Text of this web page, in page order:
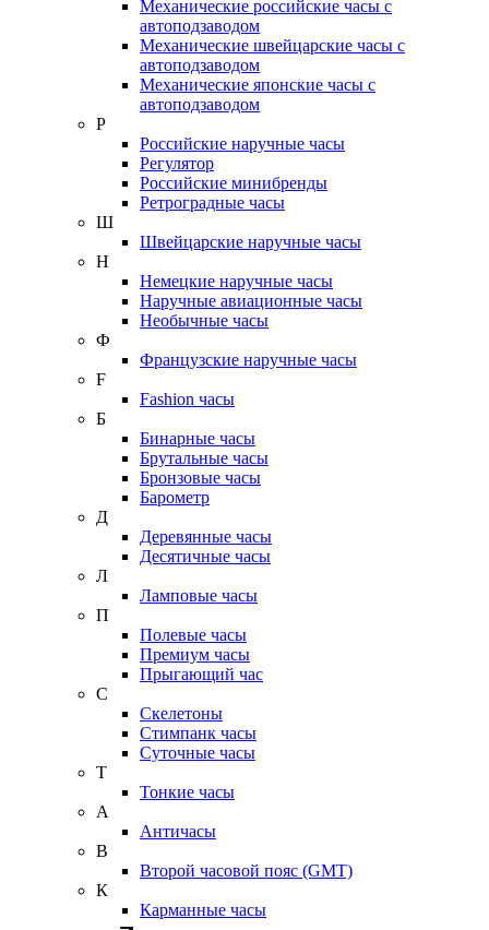
Механические российские часы с
автоподзаводом
Механические швейцарские часы с
автоподзаводом
Механические японские часы с
автоподзаводом
Р
Российские наручные часы
Регулятор
Российские минибренды
Ретроградные часы
Ш
Швейцарские наручные часы
Н
Немецкие наручные часы
Наручные авиационные часы
Необычные часы
Ф
Французские наручные часы
F
Fashion часы
Б
Бинарные часы
Брутальные часы
Бронзовые часы
Барометр
Д
Деревянные часы
Десятичные часы
Л
Ламповые часы
П
Полевые часы
Премиум часы
Прыгающий час
С
Скелетоны
Стимпанк часы
Суточные часы
Т
Тонкие часы
А
Античасы
В
Второй часовой пояс (GMT)
К
Карманные часы